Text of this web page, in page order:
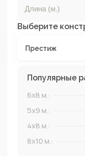
Выберите
Престиж
Популярные
6x8 м.:
5x9 м.:
4x8 м.:
8x10 м.: